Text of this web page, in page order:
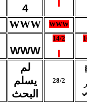
4
WWW WWW
WWW
14/2
لم
يسلم
البحث
28/2